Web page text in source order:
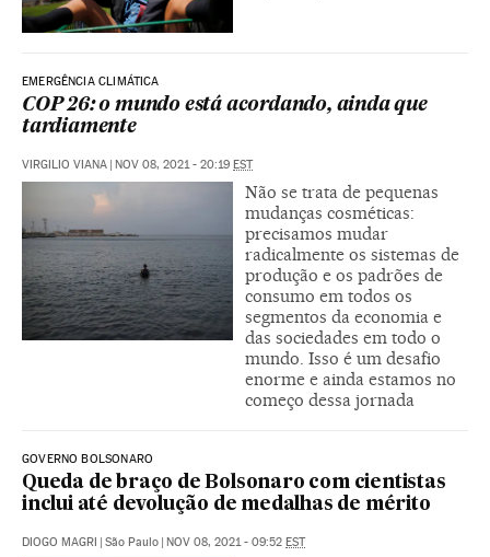
EMERGÊNCIA CLIMÁTICA
COP 26: o mundo está acordando, ainda que
tardiamente
VIRGILIO VIANA | NOV 08, 2021 - 20:19 EST
Não se trata de pequenas
mudanças cosméticas:
precisamos mudar
radicalmente os sistemas de
produção e os padrões de
consumo em todos os
segmentos da economia e
das sociedades em todo o
mundo. Isso é um desafio
enorme e ainda estamos no
começo dessa jornada
GOVERNO BOLSONARO
Queda de braço de Bolsonaro com cientistas
inclui até devolução de medalhas de mérito
DIOGO MAGRI | São Paulo | NOV 08, 2021 - 09:52 EST